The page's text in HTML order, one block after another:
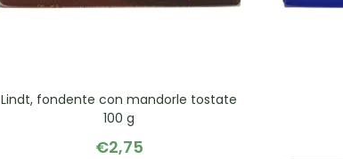
Lindt, fondente con mandorle tostate
100 g
€2,75